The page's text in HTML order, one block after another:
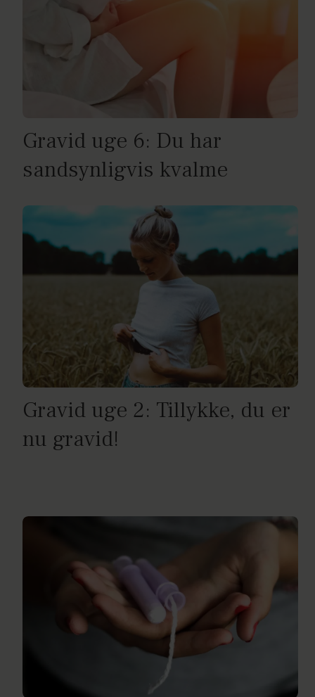
Gravid uge 6: Du har
sandsynligvis kvalme
Gravid uge 2: Tillykke, du er
nu gravid!